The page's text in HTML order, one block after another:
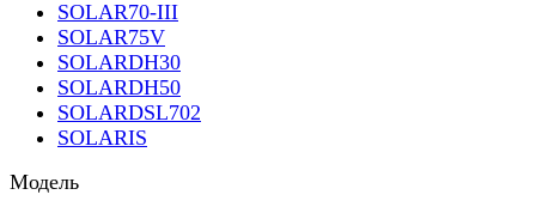
SOLAR70-III
SOLAR75V
SOLARDH30
SOLARDH50
SOLARDSL702
SOLARIS
Модель